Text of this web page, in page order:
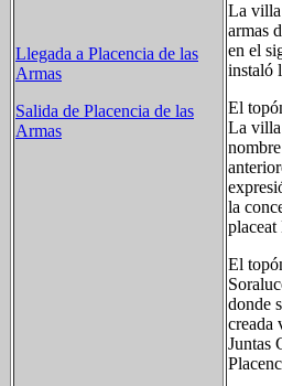
Llegada a Placencia de las
Armas
Salida de Placencia de las
Armas
La villa
armas
en el
instaló
El
La villa
la
El
donde
creada
Juntas